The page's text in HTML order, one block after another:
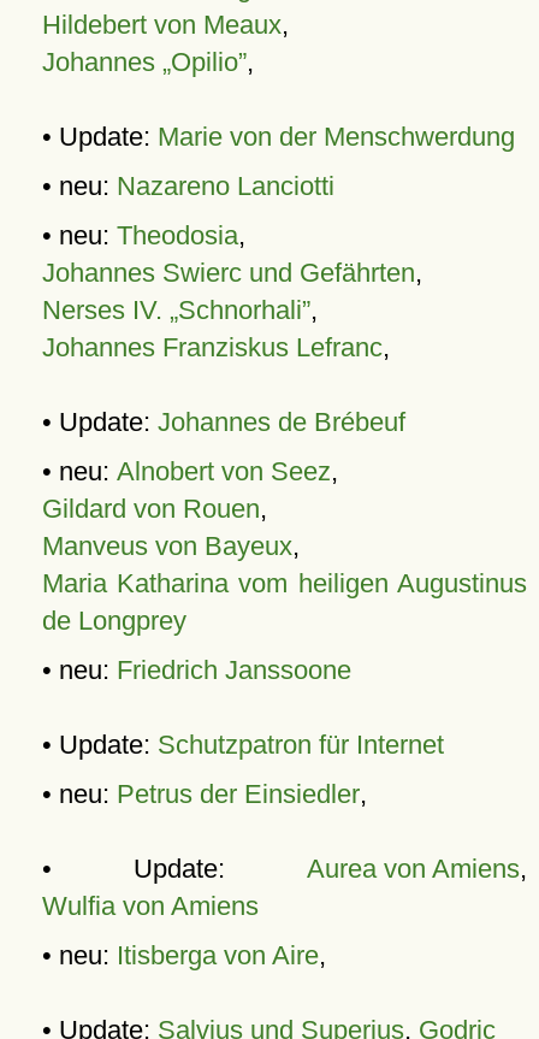
Hildebert von Meaux,
Johannes „Opilio”,
• Update: Marie von der Menschwerdung
• neu: Nazareno Lanciotti
• neu: Theodosia,
Johannes Swierc und Gefährten,
Nerses IV. „Schnorhali”,
Johannes Franziskus Lefranc,
• Update: Johannes de Brébeuf
• neu: Alnobert von Seez,
Gildard von Rouen,
Manveus von Bayeux,
Maria Katharina vom heiligen Augustinus
de Longprey
• neu: Friedrich Janssoone
• Update: Schutzpatron für Internet
• neu: Petrus der Einsiedler,
• Update: Aurea von Amiens,
Wulfia von Amiens
• neu: Itisberga von Aire,
• Update: Salvius und Superius, Godric